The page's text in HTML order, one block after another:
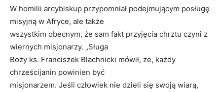
W homilii arcybiskup przypomniał podejmującym posługę
misyjną w Afryce, ale także
wszystkim obecnym, że sam fakt przyjęcia chrztu czyni z
wiernych misjonarzy. „Sługa
Boży ks. Franciszek Blachnicki mówił, że, każdy
chrześcijanin powinien być
misjonarzem. Jeśli człowiek nie dzieli się swoją wiarą,